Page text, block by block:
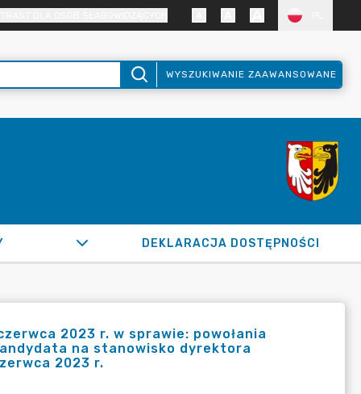
WYSZUKIWANIE ZAAWANSOWANE
DEKLARACJA DOSTĘPNOŚCI
2023 r. w sprawie: powołania
na stanowisko dyrektora
2023 r.